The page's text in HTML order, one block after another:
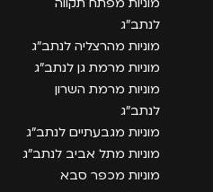
לנתב״ג
מוניות מהרצליה לנתב״ג
מוניות מרמת גן לנתב״ג
מוניות מרמת השרון
לנתב״ג
מוניות מגבעתיים לנתב״ג
מוניות מתל אביב לנתב״ג
מוניות מכפר סבא